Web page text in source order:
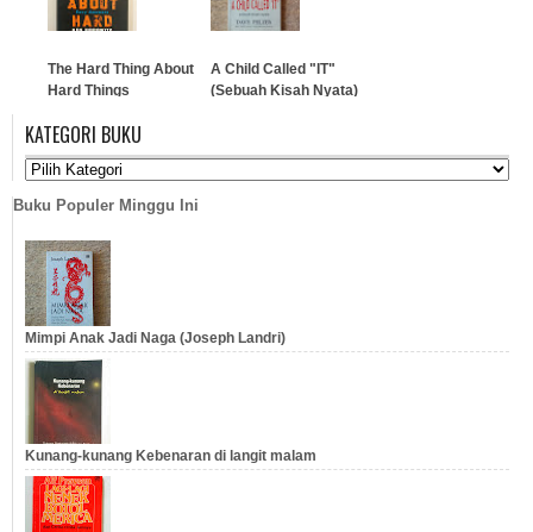
The Hard Thing About
Hard Things
…
A Child Called "IT"
(Sebuah Kisah Nyata)
…
KATEGORI BUKU
Buku Populer Minggu Ini
Mimpi Anak Jadi Naga (Joseph Landri)
Kunang-kunang Kebenaran di langit malam